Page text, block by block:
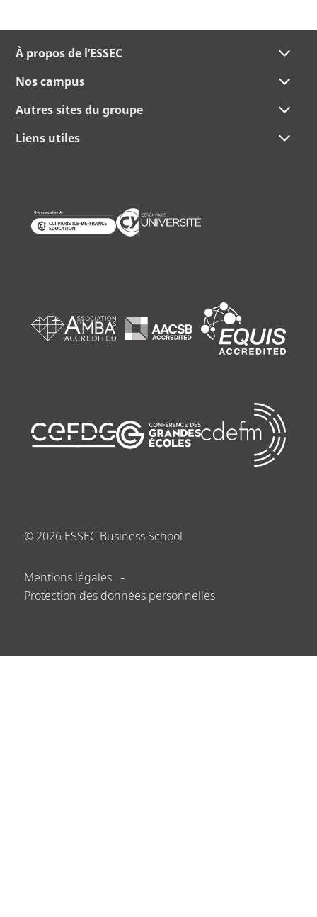
À propos de l’ESSEC
Nos campus
Autres sites du groupe
Liens utiles
© 2026 ESSEC Business School
Mentions légales
Protection des données personnelles